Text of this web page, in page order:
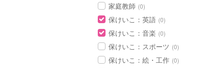
家庭教師 (0)
保けいこ：英語 (0)
保けいこ：音楽 (0)
保けいこ：スポーツ (0)
保けいこ：絵・工作 (0)